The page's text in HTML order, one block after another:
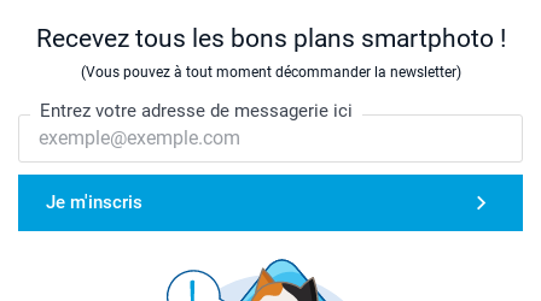
Recevez tous les bons plans smartphoto !
(Vous pouvez à tout moment décommander la newsletter)
Entrez votre adresse de messagerie ici
Je m'inscris